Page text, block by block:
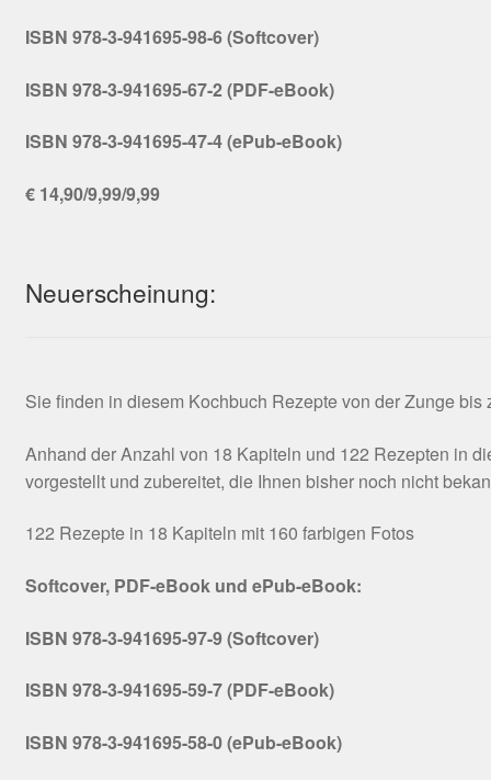
ISBN 978-3-941695-98-6 (Softcover)
ISBN 978-3-941695-67-2 (PDF-eBook)
ISBN 978-3-941695-47-4 (ePub-eBook)
€ 14,90/9,99/9,99
Neuerscheinung:
Sie finden in diesem Kochbuch Rezepte von der Zunge
Anhand der Anzahl von 18 Kapiteln und 122 Rezepten in
vorgestellt und zubereitet, die Ihnen bisher noch nicht
122 Rezepte in 18 Kapiteln mit 160 farbigen Fotos
Softcover, PDF-eBook und ePub-eBook:
ISBN 978-3-941695-97-9 (Softcover)
ISBN 978-3-941695-59-7 (PDF-eBook)
ISBN 978-3-941695-58-0 (ePub-eBook)